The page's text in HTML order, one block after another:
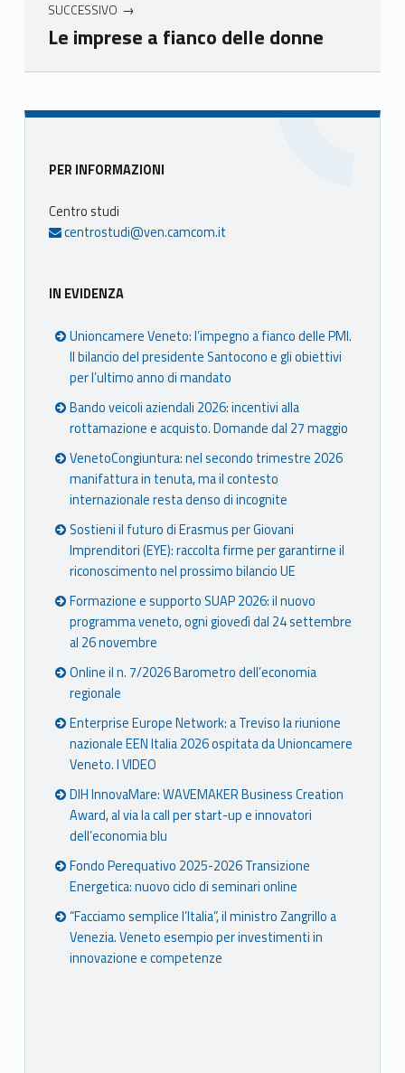
SUCCESSIVO
Le imprese a fianco delle donne
Skip back to main navigation
Sidebar
PER INFORMAZIONI
Centro studi
centrostudi@ven.camcom.it
IN EVIDENZA
Unioncamere Veneto: l’impegno a fianco delle PMI.
Il bilancio del presidente Santocono e gli obiettivi
per l’ultimo anno di mandato
Bando veicoli aziendali 2026: incentivi alla
rottamazione e acquisto. Domande dal 27 maggio
VenetoCongiuntura: nel secondo trimestre 2026
manifattura in tenuta, ma il contesto
internazionale resta denso di incognite
Sostieni il futuro di Erasmus per Giovani
Imprenditori (EYE): raccolta firme per garantirne il
riconoscimento nel prossimo bilancio UE
Formazione e supporto SUAP 2026: il nuovo
programma veneto, ogni giovedì dal 24 settembre
al 26 novembre
Online il n. 7/2026 Barometro dell’economia
regionale
Enterprise Europe Network: a Treviso la riunione
nazionale EEN Italia 2026 ospitata da Unioncamere
Veneto. I VIDEO
DIH InnovaMare: WAVEMAKER Business Creation
Award, al via la call per start-up e innovatori
dell’economia blu
Fondo Perequativo 2025-2026 Transizione
Energetica: nuovo ciclo di seminari online
“Facciamo semplice l’Italia”, il ministro Zangrillo a
Venezia. Veneto esempio per investimenti in
innovazione e competenze